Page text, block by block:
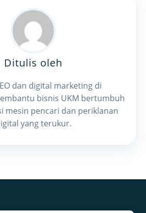
Ditulis oleh
dan digital marketing di
bisnis UKM bertumbuh
mesin pencari dan periklanan
yang terukur.